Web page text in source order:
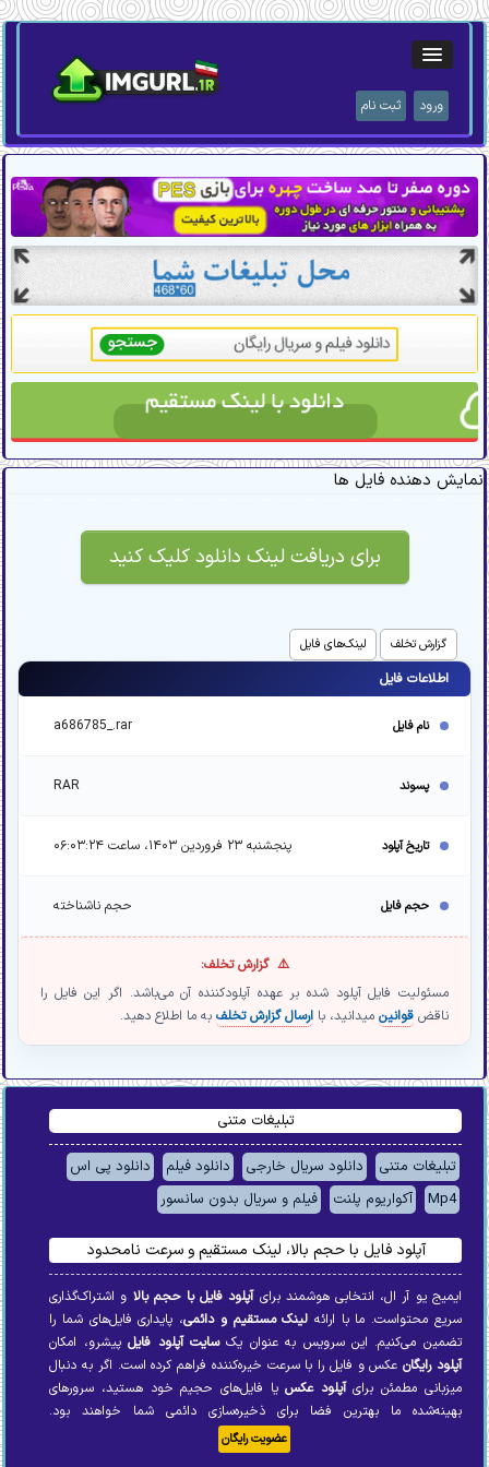
ورود ثبت نام
نمایش دهنده فایل ها
برای دریافت لینک دانلود کلیک کنید
گزارش تخلف لینک‌های فایل
اطلاعات فایل
نام فایل a686785_.rar
پسوند RAR
تاریخ آپلود پنجشنبه ۲۳ فروردین ۱۴۰۳، ساعت ۰۶:۰۳:۲۴
حجم فایل حجم ناشناخته
گزارش تخلف:
مسئولیت فایل آپلود شده بر عهده آپلودکننده آن می‌باشد. اگر این فایل را
ناقضقوانین میدانید، باارسال گزارش تخلف به ما اطلاع دهید.
تبلیغات متنی
تبلیغات متنی دانلود سریال خارجی دانلود فیلم
دانلود پی اس
Mp4
آکواریوم پلنت فیلم و سریال بدون سانسور
آپلود فایل با حجم بالا، لینک مستقیم و سرعت نامحدود
ایمیج یو آر ال، انتخابی هوشمند برایآپلود فایل با حجم بالا و اشتراک‌گذاری
سریع محتواست. ما با ارائه لینک مستقیم و دائمی، پایداری فایل‌های شما را
تضمین می‌کنیم. این سرویس به عنوان یکسایت آپلود فایلپیشرو، امکان
آپلود رایگانعکس و فایل را با سرعت خیره‌کننده فراهم کرده است. اگر به دنبال
میزبانی مطمئن برایآپلود عکسیا فایل‌های حجیم خود هستید، سرورهای
بهینه‌شده ما بهترین فضا برای ذخیره‌سازی دائمی شما خواهند بود.
عضویت رایگان